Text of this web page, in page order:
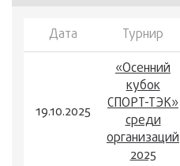
Дата Турнир
19.10.2025
«Осенний
кубок
СПОРТ-ТЭК»
среди
организаций
2025